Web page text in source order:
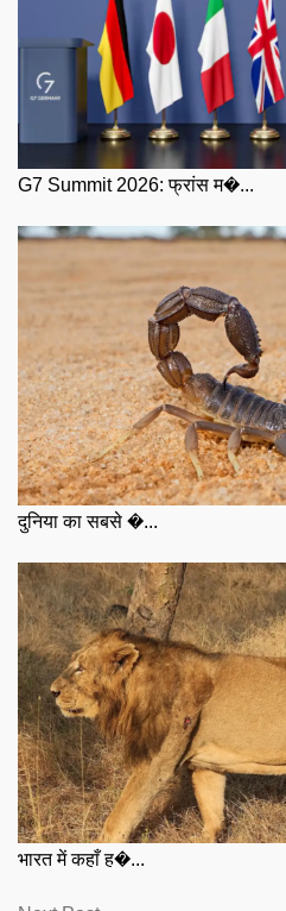
G7 Summit 2026: फ्रांस म�...
दुनिया का सबसे �...
भारत में कहाँ ह�...